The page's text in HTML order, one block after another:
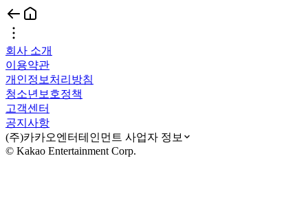
회사 소개
이용약관
개인정보처리방침
청소년보호정책
고객센터
공지사항
(주)카카오엔터테인먼트 사업자 정보
© Kakao Entertainment Corp.